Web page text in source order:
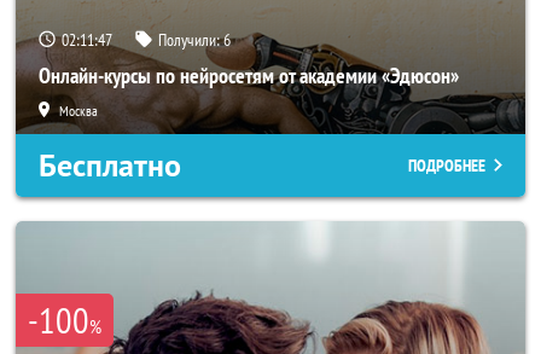
02:11:46 Получили:6
Онлайн-курсы по нейросетям от академии «Эдюсон»
Москва
Бесплатно ПОДРОБНЕЕ
-100%